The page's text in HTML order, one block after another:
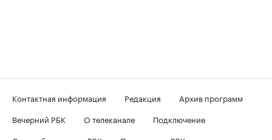
Контактная информация Редакция
Архив программ
Вечерний РБК
О телеканале
Подключение